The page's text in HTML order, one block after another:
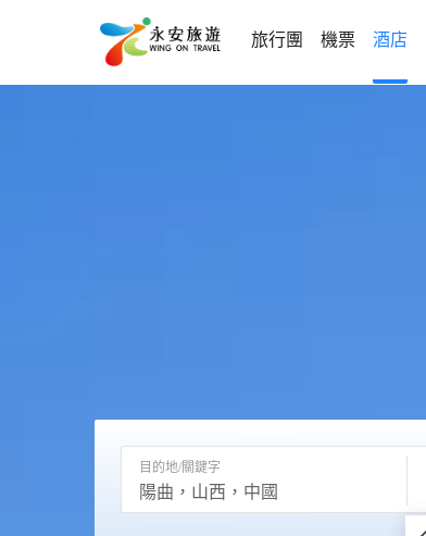
旅行團 機票 酒店
目的地/關鍵字